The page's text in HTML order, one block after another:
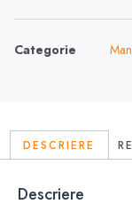
Categorie
DESCRIERE
Descriere